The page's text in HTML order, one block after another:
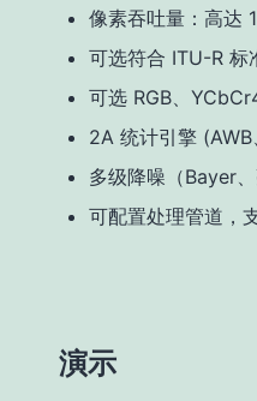
像素吞吐量：高达
可选符合 ITU-R 标
可选 RGB、
2A 统计引擎 (AWB
多级降噪（Bayer、
可配置处理管道，
演示